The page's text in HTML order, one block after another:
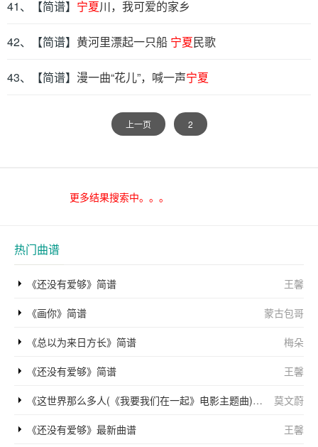
41、【简谱】 宁夏川，我可爱的家乡
42、【简谱】 黄河里漂起一只船 宁夏民歌
43、【简谱】 漫一曲“花儿”，喊一声宁夏
上一页 2
更多结果搜索中。。。
热门曲谱
王馨
《还没有爱够》简谱
蒙古包哥
《画你》简谱
梅朵
《总以为来日方长》简谱
王馨
《还没有爱够》简谱
莫文蔚
《这世界那么多人(《我要我们在一起》电影主题曲)》简谱
王馨
《还没有爱够》最新曲谱